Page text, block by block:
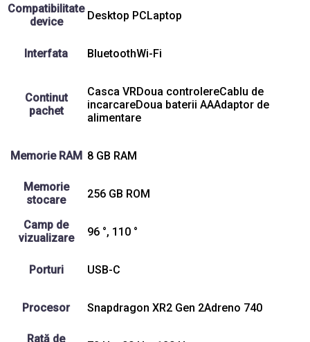
Compatibilitate
device
Desktop PCLaptop
Interfata BluetoothWi-Fi
Continut
pachet
Casca VRDoua controlereCablu de
incarcareDoua baterii AAAdaptor de
alimentare
Memorie RAM 8 GB RAM
Memorie
stocare
256 GB ROM
Camp de
vizualizare
96 °, 110 °
Porturi USB-C
Procesor Snapdragon XR2 Gen 2Adreno 740
Rată de